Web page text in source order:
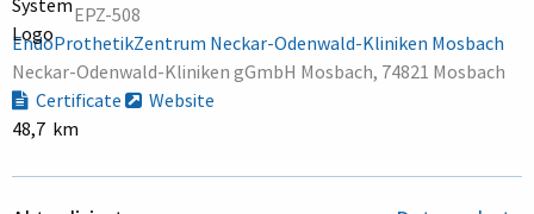
EPZ-508
EndoProthetikZentrum Neckar-Odenwald-Kliniken Mosbach
Neckar-Odenwald-Kliniken gGmbH Mosbach, 74821 Mosbach
Certificate
Website
48,7 km